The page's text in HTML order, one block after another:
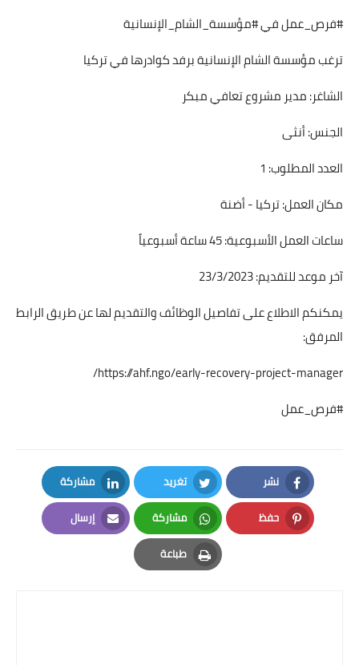
#فرص_عمل في #مؤسسة_الشام_الإنسانية
ترغب مؤسسة الشام الإنسانية برفد كوادرها في تركيا
الشاغر: مدير مشروع تعافي مبكر
الجنس: أنثى
العدد المطلوب: 1
مكان العمل: تركيا - أضنة
ساعات العمل الأسبوعية: 45 ساعة أسبوعياً
آخر موعد للتقديم: 23/3/2023
يمكنكم الاطلاع على تفاصيل الوظائف والتقديم لها عن طريق الرابط
المرفق:
https://ahf.ngo/early-recovery-project-manager/
#فرص_عمل
نشر
Facebook
تغريد
Twitter
مشاركة
LinkedIn
حفظ
Pinterest
مشاركة
Whatsapp
إرسال
Email
طباعة
Print